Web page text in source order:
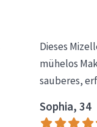
Dieses
mühelos
sauberes,
Sophia, 34